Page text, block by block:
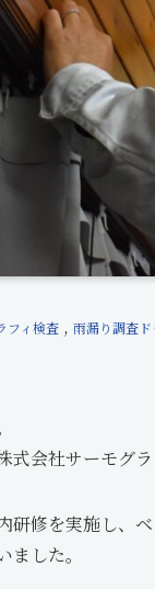
フィ検査 ,雨漏り調査
会社サーモグラ
研修を実施し、
した。